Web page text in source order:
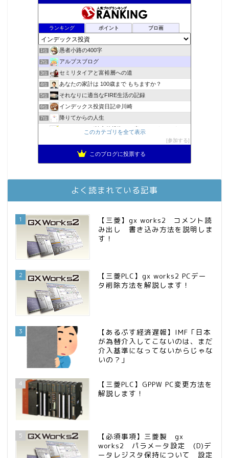
ランキング ポイント ブロ画
1位 愚者小路の400字
2位 アルプスブログ
3位 セミリタイアと富裕層への道
4位 あなたの家計は 100歳まで もちますか？
5位 それなりに適当なFIRE生活の記録
6位 インデックス投資日記＠川崎
7位 降りてからの人生
スパコンSEが効率的投資で一家セミリタイアするブログ
2023年(46歳)FIRE！！！＠20XX年FIRE！！！
11位 3階建ての資産形成
庶民的家族がインデックス投資でセミリタイア目指してみた
このカテゴリを全て表示
参加する
このブログに投票する
よく読まれている記事
1
【三菱】gx works2 コメント読
み出し 書き込み方法を説明しま
す！
2
【三菱PLC】gx works2 PCデー
タ削除方法を解説します！
3
【あるぷす経済遅報】IMF「日本
が為替介入してこないのは、まだ
介入基準になってないからじゃな
いの？」
4
【三菱PLC】GPPW PC変更方法を
解説します！
5
【必須事項】三菱製 gx
works2 パラメータ設定 (D)デ
ータレジスタ保持について 設定